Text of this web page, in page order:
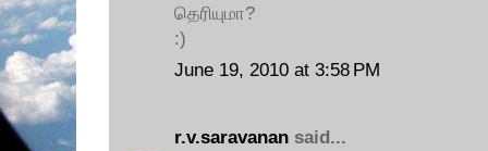
தெரியுமா?
:)
June 19, 2010 at 3:58 PM
r.v.saravanan said...